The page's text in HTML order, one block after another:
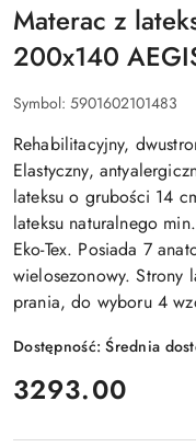
Materac z
200x140
Symbol: 5901602101483
Rehabilitacyjny,
Elastyczny,
lateksu o grubości 14
lateksu naturalnego
Eko-Tex. Posiada 7
wielosezonowy. Strony
prania, do wyboru 4
Dostępność:Średnia
cena:
3293.00